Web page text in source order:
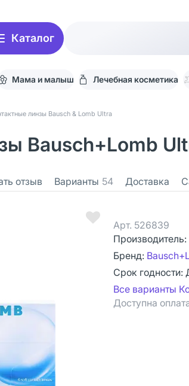
Каталог
Мама и малыш Лечебная косметика
линзы Bausch & Lomb Ultra
Bausch+Lomb
отзыв Варианты 54 Доставка
Арт. 526839
Производитель:
Бренд:
Срок годности:
Все варианты
Доступна